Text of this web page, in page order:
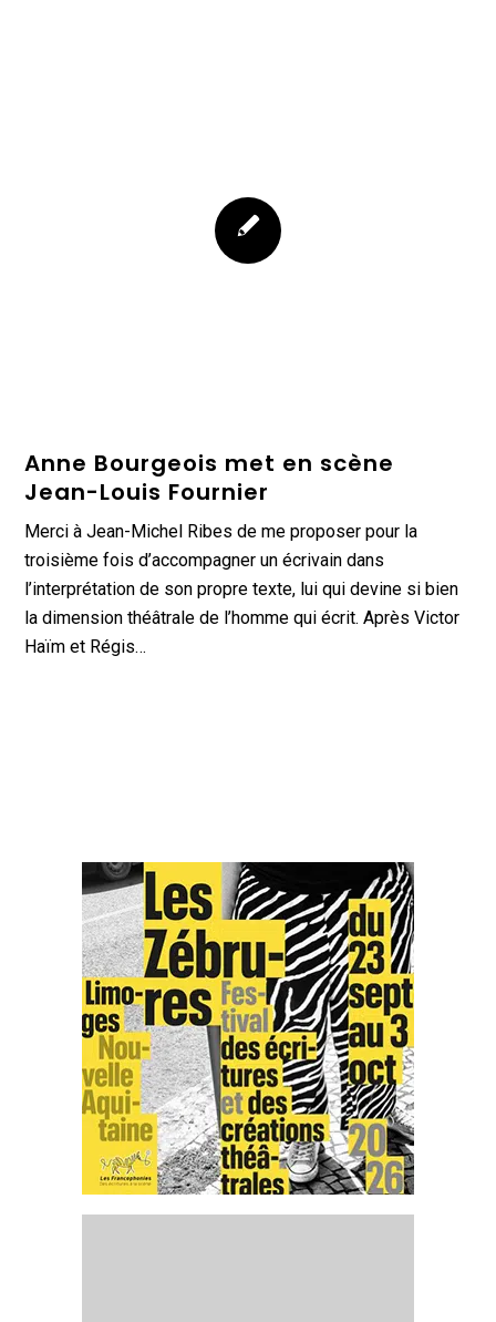
Anne Bourgeois met en scène
Jean-Louis Fournier
Merci à Jean-Michel Ribes de me proposer pour la
troisième fois d’accompagner un écrivain dans
l’interprétation de son propre texte, lui qui devine si bien
la dimension théâtrale de l’homme qui écrit. Après Victor
Haïm et Régis…